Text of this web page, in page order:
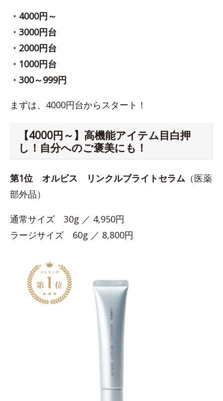
・4000円～
・3000円台
・2000円台
・1000円台
・300～999円
まずは、4000円台からスタート！
【4000円～】高機能アイテム目白押
し！自分へのご褒美にも！
第1位 オルビス リンクルブライトセラム （医薬
部外品）
通常サイズ 30g ／ 4,950円
ラージサイズ 60g ／ 8,800円